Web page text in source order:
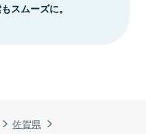
佐賀県
スムーズに。